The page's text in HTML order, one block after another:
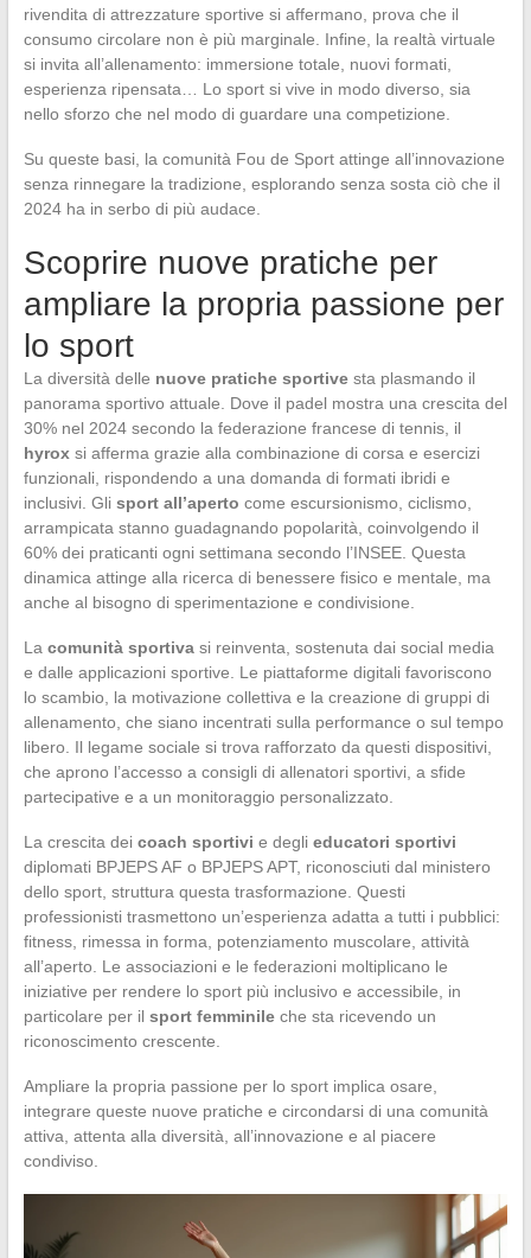
rivendita di attrezzature sportive si affermano, prova che il
consumo circolare non è più marginale. Infine, la realtà virtuale
si invita all’allenamento: immersione totale, nuovi formati,
esperienza ripensata… Lo sport si vive in modo diverso, sia
nello sforzo che nel modo di guardare una competizione.
Su queste basi, la comunità Fou de Sport attinge all’innovazione
senza rinnegare la tradizione, esplorando senza sosta ciò che il
2024 ha in serbo di più audace.
Scoprire nuove pratiche per
ampliare la propria passione per
lo sport
La diversità delle nuove pratiche sportivesta plasmando il
panorama sportivo attuale. Dove il padel mostra una crescita del
30% nel 2024 secondo la federazione francese di tennis, il
hyroxsi afferma grazie alla combinazione di corsa e esercizi
funzionali, rispondendo a una domanda di formati ibridi e
inclusivi. Gli sport all’aperto come escursionismo, ciclismo,
arrampicata stanno guadagnando popolarità, coinvolgendo il
60% dei praticanti ogni settimana secondo l’INSEE. Questa
dinamica attinge alla ricerca di benessere fisico e mentale, ma
anche al bisogno di sperimentazione e condivisione.
La comunità sportivasi reinventa, sostenuta dai social media
e dalle applicazioni sportive. Le piattaforme digitali favoriscono
lo scambio, la motivazione collettiva e la creazione di gruppi di
allenamento, che siano incentrati sulla performance o sul tempo
libero. Il legame sociale si trova rafforzato da questi dispositivi,
che aprono l’accesso a consigli di allenatori sportivi, a sfide
partecipative e a un monitoraggio personalizzato.
La crescita dei coach sportivi e degli educatori sportivi
diplomati BPJEPS AF o BPJEPS APT, riconosciuti dal ministero
dello sport, struttura questa trasformazione. Questi
professionisti trasmettono un’esperienza adatta a tutti i pubblici:
fitness, rimessa in forma, potenziamento muscolare, attività
all’aperto. Le associazioni e le federazioni moltiplicano le
iniziative per rendere lo sport più inclusivo e accessibile, in
particolare per il sport femminileche sta ricevendo un
riconoscimento crescente.
Ampliare la propria passione per lo sport implica osare,
integrare queste nuove pratiche e circondarsi di una comunità
attiva, attenta alla diversità, all’innovazione e al piacere
condiviso.